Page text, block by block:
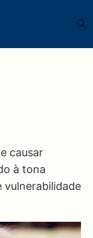
causar
à tona
vulnerabilidade